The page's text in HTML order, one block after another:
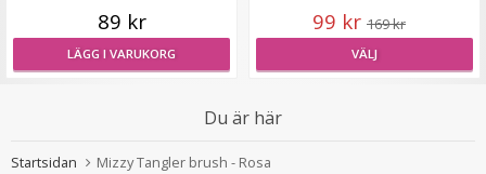
249 kr
LÄGG I VARUKORG
89 kr
LÄGG I VARUKORG
99 kr 169 kr
VÄLJ
Du är här
Startsidan Mizzy Tangler brush - Rosa